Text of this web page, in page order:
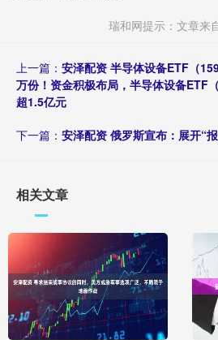
瑞和网提示：文章来
上一篇： 安泽配资 半导体设备ETF（
万份！资金积极布局，半导体设备ETF
超1.5亿元
下一篇： 安泽配资 俄罗斯宣布：展开“报
相关文章